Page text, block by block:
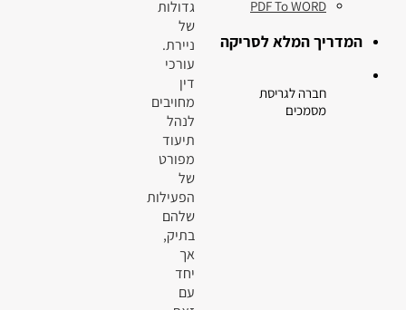
גדולות
של
ניירת.
עורכי
דין
מחויבים
לנהל
תיעוד
מפורט
של
הפעילות
שלהם
בתיק,
אך
יחד
עם
PDF To WORD
המדריך המלא לסריקה
חברה לגריסת
מסמכים